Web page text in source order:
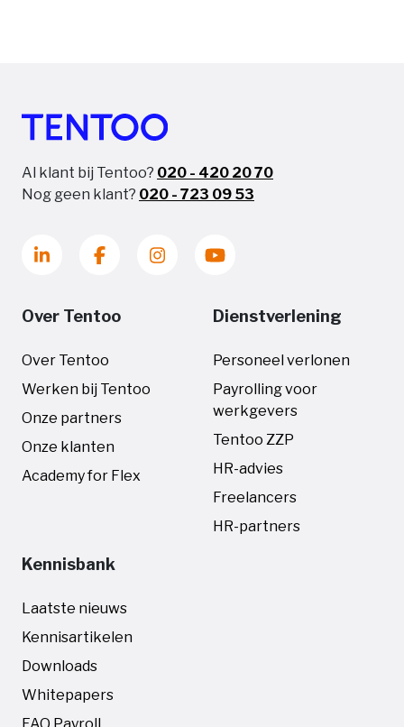
Al klant bij Tentoo? 020 - 420 20 70
Nog geen klant? 020 - 723 09 53
Over Tentoo
Over Tentoo
Werken bij Tentoo
Onze partners
Onze klanten
Academy for Flex
Dienstverlening
Personeel verlonen
Payrolling voor
werkgevers
Tentoo ZZP
HR-advies
Freelancers
HR-partners
Kennisbank
Laatste nieuws
Kennisartikelen
Downloads
Whitepapers